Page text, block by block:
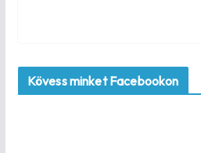
Kövess minket Facebookon